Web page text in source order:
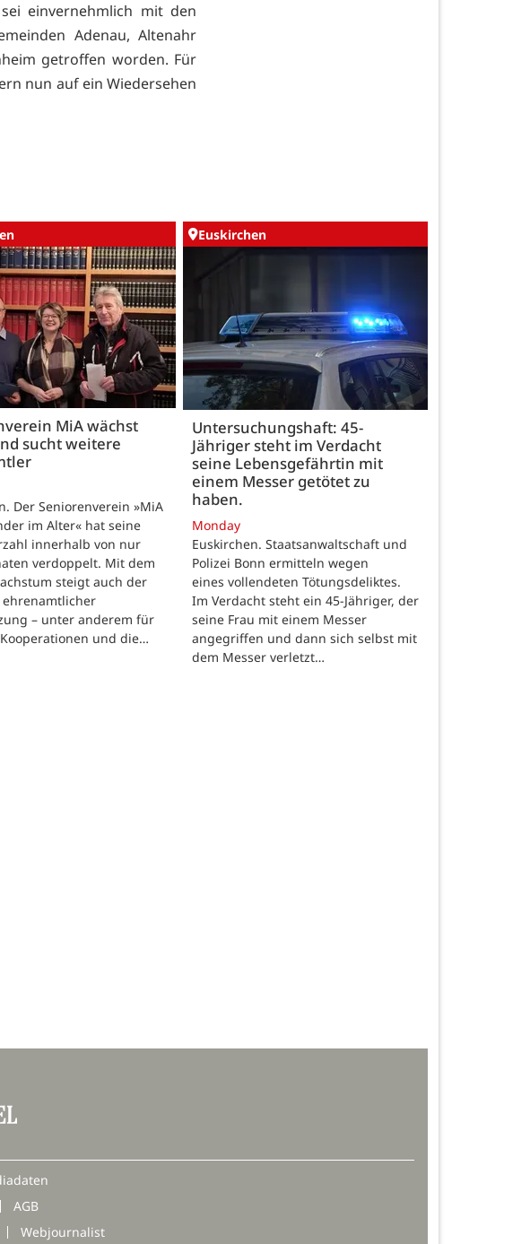
einvernehmlich mit den
Adenau, Altenahr
getroffen worden. Für
nun auf ein Wiedersehen
MiA wächst
sucht weitere
Der Seniorenverein »MiA
im Alter« hat seine
innerhalb von nur
verdoppelt. Mit dem
steigt auch der
ehrenamtlicher
– unter anderem für
und die…
Euskirchen
Untersuchungshaft: 45-
Jähriger steht im Verdacht
seine Lebensgefährtin mit
einem Messer getötet zu
haben.
Monday
Euskirchen. Staatsanwaltschaft und
Polizei Bonn ermitteln wegen
eines vollendeten Tötungsdeliktes.
Im Verdacht steht ein 45-Jähriger, der
seine Frau mit einem Messer
angegriffen und dann sich selbst mit
dem Messer verletzt…
AGB
Webjournalist